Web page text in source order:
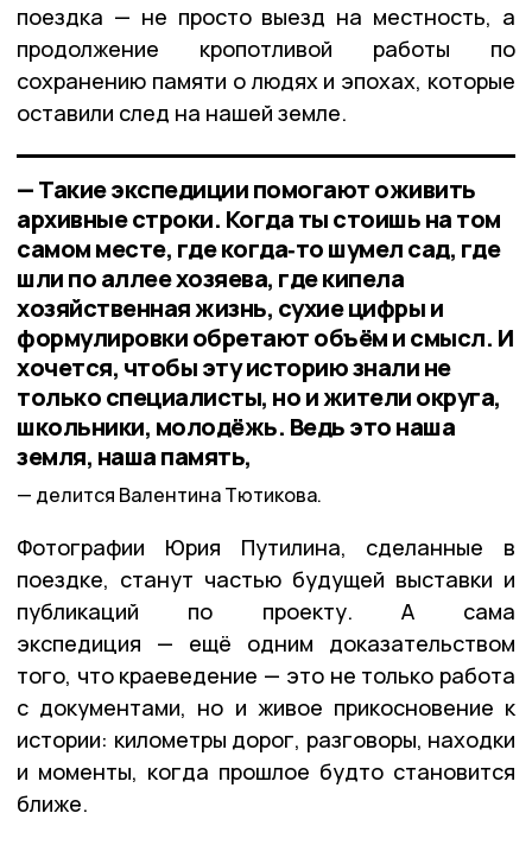
поездка — не просто выезд на местность, а
продолжение кропотливой работы по
сохранению памяти о людях и эпохах, которые
оставили след на нашей земле.
— Такие экспедиции помогают оживить
архивные строки. Когда ты стоишь на том
самом месте, где когда‑то шумел сад, где
шли по аллее хозяева, где кипела
хозяйственная жизнь, сухие цифры и
формулировки обретают объём и смысл. И
хочется, чтобы эту историю знали не
только специалисты, но и жители округа,
школьники, молодёжь. Ведь это наша
земля, наша память,
делится Валентина Тютикова.
Фотографии Юрия Путилина, сделанные в
поездке, станут частью будущей выставки и
публикаций по проекту. А сама
экспедиция — ещё одним доказательством
того, что краеведение — это не только работа
с документами, но и живое прикосновение к
истории: километры дорог, разговоры, находки
и моменты, когда прошлое будто становится
ближе.